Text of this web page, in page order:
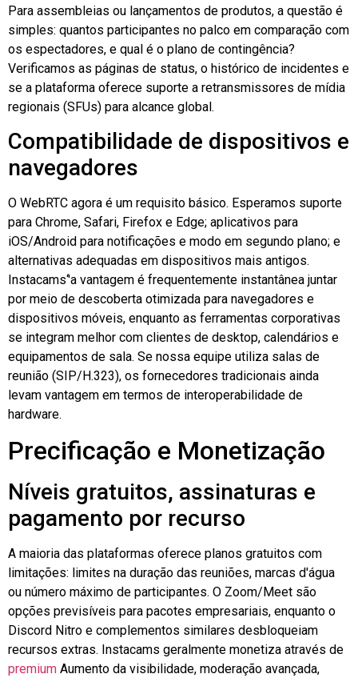
Para assembleias ou lançamentos de produtos, a questão é
simples: quantos participantes no palco em comparação com
os espectadores, e qual é o plano de contingência?
Verificamos as páginas de status, o histórico de incidentes e
se a plataforma oferece suporte a retransmissores de mídia
regionais (SFUs) para alcance global.
Compatibilidade de dispositivos e
navegadores
O WebRTC agora é um requisito básico. Esperamos suporte
para Chrome, Safari, Firefox e Edge; aplicativos para
iOS/Android para notificações e modo em segundo plano; e
alternativas adequadas em dispositivos mais antigos.
Instacams‘'a vantagem é frequentemente instantânea juntar
por meio de descoberta otimizada para navegadores e
dispositivos móveis, enquanto as ferramentas corporativas
se integram melhor com clientes de desktop, calendários e
equipamentos de sala. Se nossa equipe utiliza salas de
reunião (SIP/H.323), os fornecedores tradicionais ainda
levam vantagem em termos de interoperabilidade de
hardware.
Precificação e Monetização
Níveis gratuitos, assinaturas e
pagamento por recurso
A maioria das plataformas oferece planos gratuitos com
limitações: limites na duração das reuniões, marcas d'água
ou número máximo de participantes. O Zoom/Meet são
opções previsíveis para pacotes empresariais, enquanto o
Discord Nitro e complementos similares desbloqueiam
recursos extras. Instacams geralmente monetiza através de
premium Aumento da visibilidade, moderação avançada,